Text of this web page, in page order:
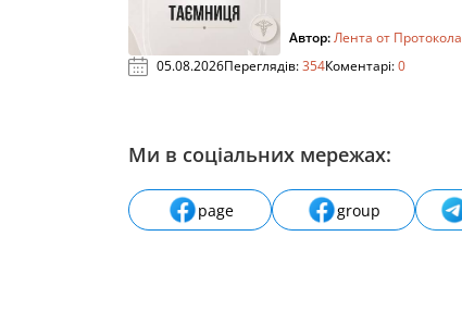
Автор:Лента от Протокола
05.08.2026Переглядів:354Коментарі:0
Ми в соціальних мережах:
page group